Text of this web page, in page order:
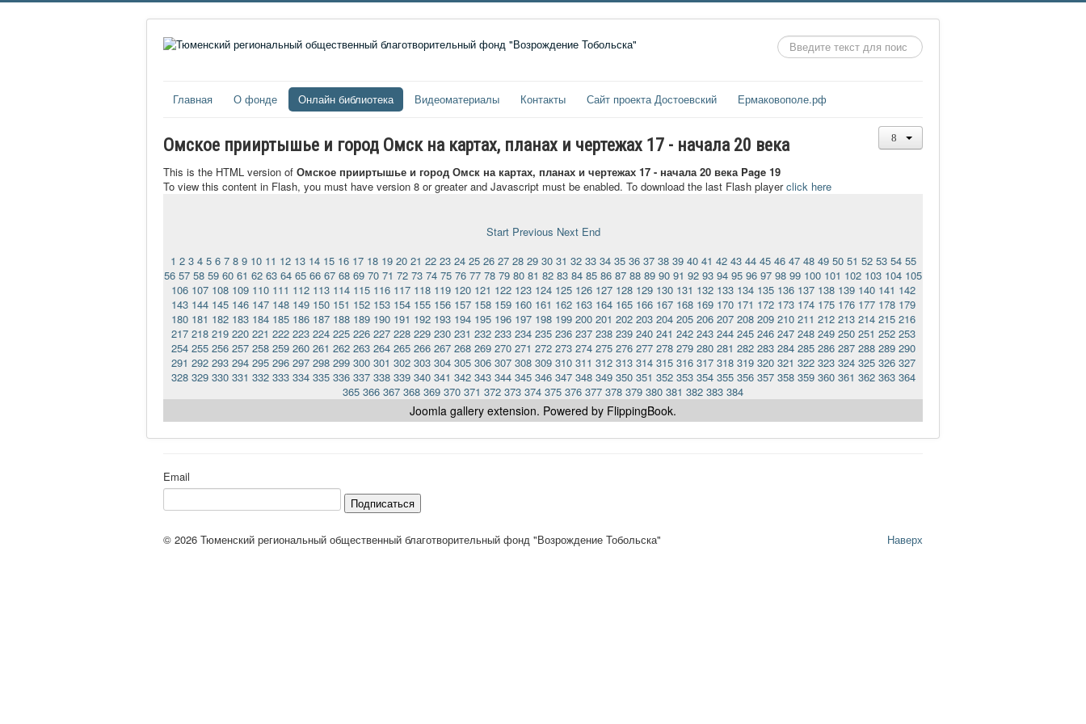
Искать...
Главная О фонде Онлайн библиотека Видеоматериалы Контакты Сайт проекта Достоевский Ермаковополе.рф
Омское прииртышье и город Омск на картах, планах и чертежах 17 - начала 20 века
This is the HTML version of Омское прииртышье и город Омск на картах, планах и чертежах 17 - начала 20 века Page 19
To view this content in Flash, you must have version 8 or greater and Javascript must be enabled. To download the last Flash playerclick here
Start Previous Next End
1 2 3 4 5 6 7 8 9 10 11 12 13 14 15 16 17 18 19 20 21 22 23 24 25 26 27 28 29 30 31 32 33 34 35 36 37 38 39 40 41 42 43 44 45 46 47 48 49 50 51 52 53 54 55
56 57 58 59 60 61 62 63 64 65 66 67 68 69 70 71 72 73 74 75 76 77 78 79 80 81 82 83 84 85 86 87 88 89 90 91 92 93 94 95 96 97 98 99 100 101 102 103 104 105
106 107 108 109 110 111 112 113 114 115 116 117 118 119 120 121 122 123 124 125 126 127 128 129 130 131 132 133 134 135 136 137 138 139 140 141 142
143 144 145 146 147 148 149 150 151 152 153 154 155 156 157 158 159 160 161 162 163 164 165 166 167 168 169 170 171 172 173 174 175 176 177 178 179
180 181 182 183 184 185 186 187 188 189 190 191 192 193 194 195 196 197 198 199 200 201 202 203 204 205 206 207 208 209 210 211 212 213 214 215 216
217 218 219 220 221 222 223 224 225 226 227 228 229 230 231 232 233 234 235 236 237 238 239 240 241 242 243 244 245 246 247 248 249 250 251 252 253
254 255 256 257 258 259 260 261 262 263 264 265 266 267 268 269 270 271 272 273 274 275 276 277 278 279 280 281 282 283 284 285 286 287 288 289 290
291 292 293 294 295 296 297 298 299 300 301 302 303 304 305 306 307 308 309 310 311 312 313 314 315 316 317 318 319 320 321 322 323 324 325 326 327
328 329 330 331 332 333 334 335 336 337 338 339 340 341 342 343 344 345 346 347 348 349 350 351 352 353 354 355 356 357 358 359 360 361 362 363 364
365 366 367 368 369 370 371 372 373 374 375 376 377 378 379 380 381 382 383 384
Joomla gallery extension. Powered by FlippingBook.
Email
Подписаться
Наверх
© 2026 Тюменский региональный общественный благотворительный фонд "Возрождение Тобольска"